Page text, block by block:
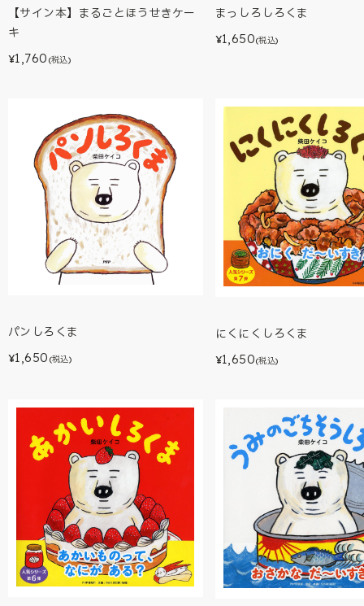
【サイン本】まるごとほうせきケー
キ
¥1,760 (税込)
まっしろしろくま
¥1,650(税込)
パンしろくま
¥1,650 (税込)
にくにくしろくま
¥1,650(税込)